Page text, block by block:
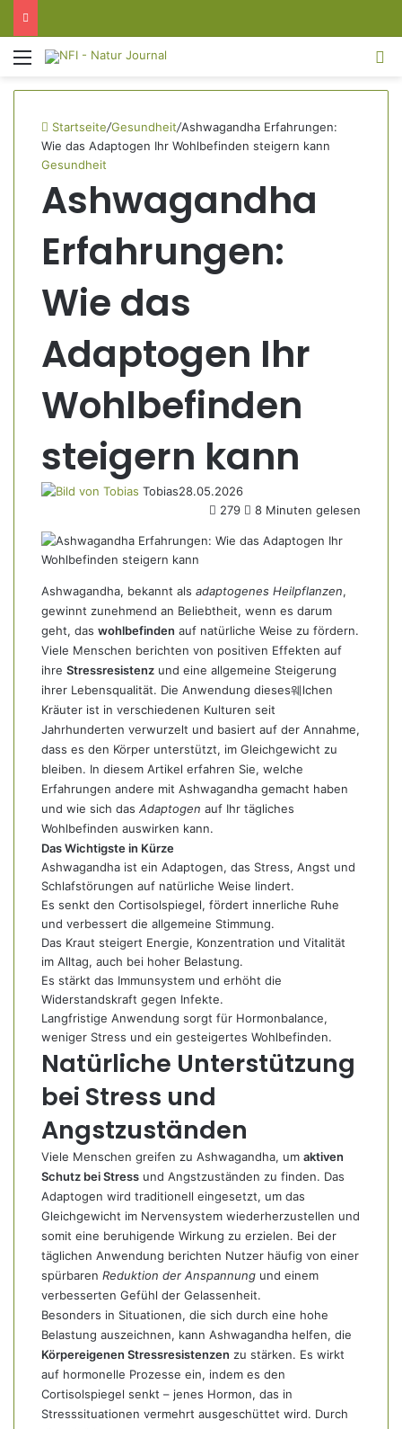
Menü
Startseite/Gesundheit/Ashwagandha Erfahrungen:
Wie das Adaptogen Ihr Wohlbefinden steigern kann
Gesundheit
Ashwagandha
Erfahrungen:
Wie das
Adaptogen Ihr
Wohlbefinden
steigern kann
Tobias28.05.2026
279
8 Minuten gelesen
Ashwagandha, bekannt als adaptogenes Heilpflanzen,
gewinnt zunehmend an Beliebtheit, wenn es darum
geht, das wohlbefinden auf natürliche Weise zu fördern.
Viele Menschen berichten von positiven Effekten auf
ihre Stressresistenz und eine allgemeine Steigerung
ihrer Lebensqualität. Die Anwendung dieses웨lchen
Kräuter ist in verschiedenen Kulturen seit
Jahrhunderten verwurzelt und basiert auf der Annahme,
dass es den Körper unterstützt, im Gleichgewicht zu
bleiben. In diesem Artikel erfahren Sie, welche
Erfahrungen andere mit Ashwagandha gemacht haben
und wie sich das Adaptogen auf Ihr tägliches
Wohlbefinden auswirken kann.
Das Wichtigste in Kürze
Ashwagandha ist ein Adaptogen, das Stress, Angst und
Schlafstörungen auf natürliche Weise lindert.
Es senkt den Cortisolspiegel, fördert innerliche Ruhe
und verbessert die allgemeine Stimmung.
Das Kraut steigert Energie, Konzentration und Vitalität
im Alltag, auch bei hoher Belastung.
Es stärkt das Immunsystem und erhöht die
Widerstandskraft gegen Infekte.
Langfristige Anwendung sorgt für Hormonbalance,
weniger Stress und ein gesteigertes Wohlbefinden.
Natürliche Unterstützung
bei Stress und
Angstzuständen
Viele Menschen greifen zu Ashwagandha, um aktiven
Schutz bei Stress und Angstzuständen zu finden. Das
Adaptogen wird traditionell eingesetzt, um das
Gleichgewicht im Nervensystem wiederherzustellen und
somit eine beruhigende Wirkung zu erzielen. Bei der
täglichen Anwendung berichten Nutzer häufig von einer
spürbaren Reduktion der Anspannung und einem
verbesserten Gefühl der Gelassenheit.
Besonders in Situationen, die sich durch eine hohe
Belastung auszeichnen, kann Ashwagandha helfen, die
Körpereigenen Stressresistenzen zu stärken. Es wirkt
auf hormonelle Prozesse ein, indem es den
Cortisolspiegel senkt – jenes Hormon, das in
Stresssituationen vermehrt ausgeschüttet wird. Durch